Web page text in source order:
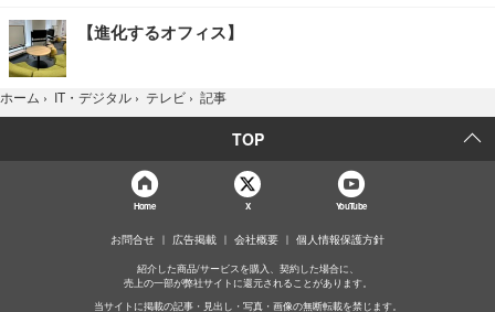
【進化するオフィス】
ホーム › IT・デジタル › テレビ › 記事
TOP
Home X YouTube
お問合せ 広告掲載 会社概要 個人情報保護方針
紹介した商品/サービスを購入、契約した場合に、
売上の一部が弊社サイトに還元されることがあります。
当サイトに掲載の記事・見出し・写真・画像の無断転載を禁じます。